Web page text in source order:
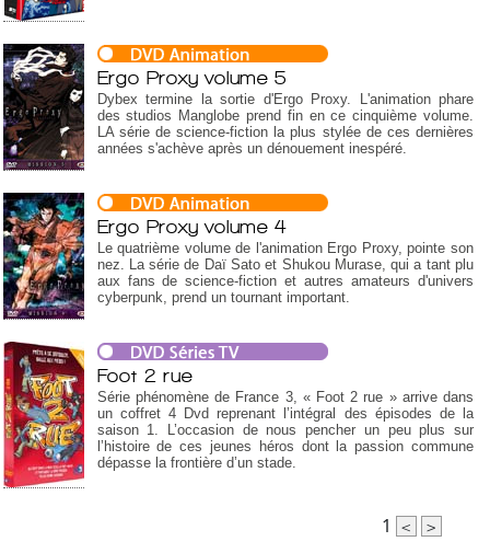
Ergo Proxy volume 5
Dybex termine la sortie d'Ergo Proxy. L'animation phare
des studios Manglobe prend fin en ce cinquième volume.
LA série de science-fiction la plus stylée de ces dernières
années s'achève après un dénouement inespéré.
Ergo Proxy volume 4
Le quatrième volume de l'animation Ergo Proxy, pointe son
nez. La série de Daï Sato et Shukou Murase, qui a tant plu
aux fans de science-fiction et autres amateurs d'univers
cyberpunk, prend un tournant important.
Foot 2 rue
Série phénomène de France 3, « Foot 2 rue » arrive dans
un coffret 4 Dvd reprenant l’intégral des épisodes de la
saison 1. L’occasion de nous pencher un peu plus sur
l’histoire de ces jeunes héros dont la passion commune
dépasse la frontière d’un stade.
1 < >